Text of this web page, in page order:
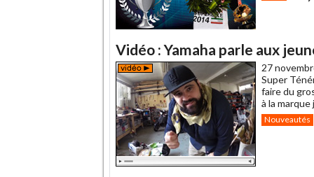
Vidéo : Yamaha parle aux
27
Super
faire du
à la
Nouveautés